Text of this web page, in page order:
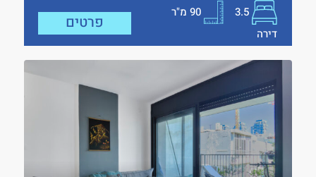
3.5
90מ"ר
דירה
פרטים